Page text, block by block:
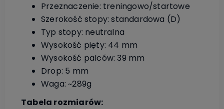
Przeznaczenie: treningowo/startowe
Szerokość stopy: standardowa (D)
Typ stopy: neutralna
Wysokość pięty: 44 mm
Wysokość palców: 39 mm
Drop: 5 mm
Waga: ~289g
Tabela rozmiarów: